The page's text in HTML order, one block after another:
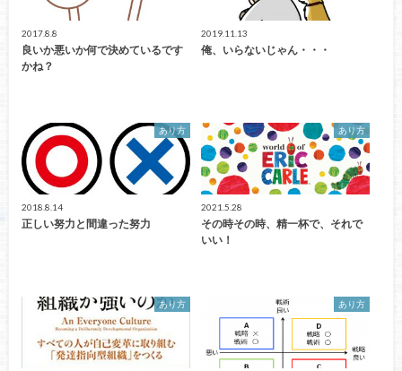
2017.8.8
良いか悪いか何で決めているです
かね？
2019.11.13
俺、いらないじゃん・・・
あり方
2018.8.14
正しい努力と間違った努力
あり方
2021.5.28
その時その時、精一杯で、それで
いい！
あり方 あり方